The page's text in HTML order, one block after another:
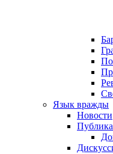
Язык вражды
Новости